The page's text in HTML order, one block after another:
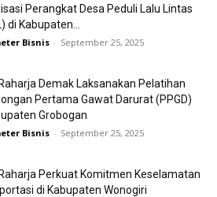
Perangkat Desa Peduli Lalu Lintas
di Kabupaten...
Bisnis - September 25, 2025
Demak Laksanakan Pelatihan
Pertama Gawat Darurat (PPGD)
Grobogan
Bisnis - September 25, 2025
Perkuat Komitmen Keselamatan
di Kabupaten Wonogiri